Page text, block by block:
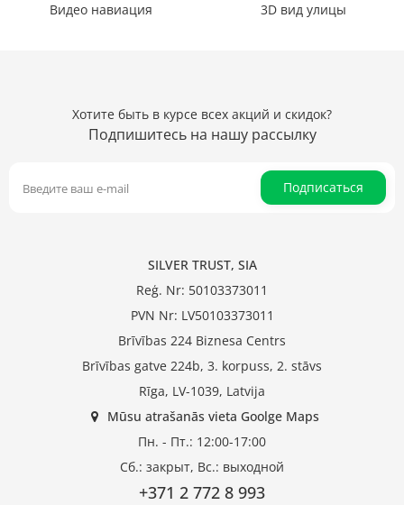
Видео навиация 3D вид улицы
Хотите быть в курсе всех акций и скидок?
Подпишитесь на нашу рассылку
Подписаться
SILVER TRUST, SIA
Reģ. Nr: 50103373011
PVN Nr: LV50103373011
Brīvības 224 Biznesa Centrs
Brīvības gatve 224b, 3. korpuss, 2. stāvs
Rīga, LV-1039, Latvija
Mūsu atrašanās vieta Goolge Maps
Пн. - Пт.: 12:00-17:00
Сб.: закрыт, Вс.: выходной
+371 2 772 8 993